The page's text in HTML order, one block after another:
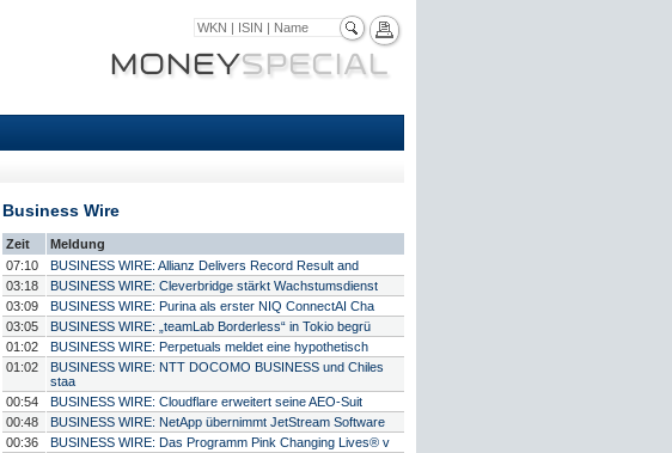
Business Wire
Zeit
Meldung
07:10
BUSINESS WIRE: Allianz Delivers Record Result and
03:18
BUSINESS WIRE: Cleverbridge stärkt Wachstumsdienst
03:09
BUSINESS WIRE: Purina als erster NIQ ConnectAI Cha
03:05
BUSINESS WIRE: „teamLab Borderless“ in Tokio begrü
01:02
BUSINESS WIRE: Perpetuals meldet eine hypothetisch
01:02
BUSINESS WIRE: NTT DOCOMO BUSINESS und Chiles
staa
00:54
BUSINESS WIRE: Cloudflare erweitert seine AEO-Suit
00:48
BUSINESS WIRE: NetApp übernimmt JetStream Software
00:36
BUSINESS WIRE: Das Programm Pink Changing Lives® v